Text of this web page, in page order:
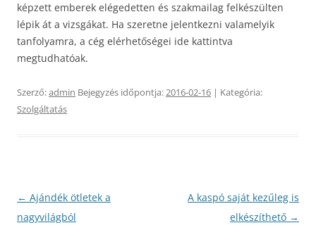
képzett emberek elégedetten és szakmailag felkészülten
lépik át a vizsgákat. Ha szeretne jelentkezni valamelyik
tanfolyamra, a cég elérhetőségei ide kattintva
megtudhatóak.
Szerző:admin Bejegyzés időpontja:2016-02-16 | Kategória:
Szolgáltatás
Bejegyzés
navigáció
← Ajándék ötletek a
nagyvilágból
A kaspó saját kezűleg is
elkészíthető →